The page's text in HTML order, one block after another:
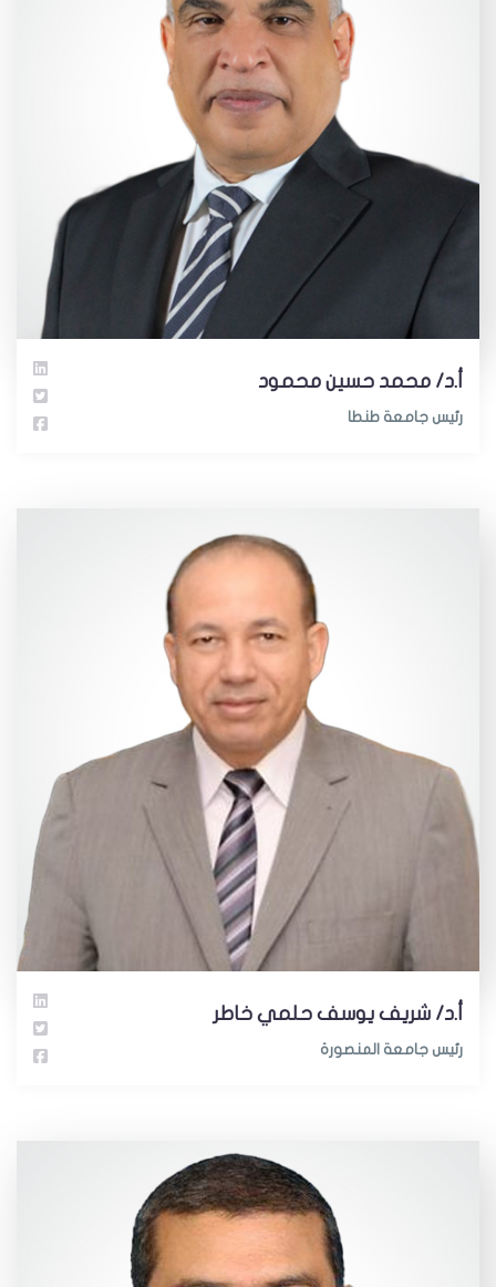
أ.د/ محمد حسين محمود
رئيس جامعة طنطا
أ.د/ شريف يوسف حلمي خاطر
رئيس جامعة المنصورة